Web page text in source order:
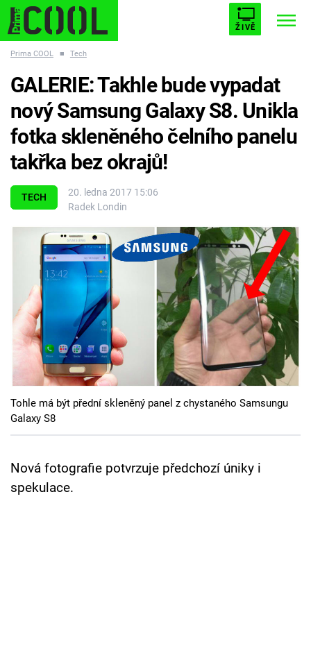
ŽIVĚ
ESCAPE PLNEJ KOTEL AVENGERS 5
Témata
Seriály
Hry
Cool Esport
Pořady
Sledujte prima+
Přihlášení
Prima COOL ■ Tech
TECH
20. ledna 2017 15:06
Radek Londin
GALERIE: Takhle bude vypadat
nový Samsung Galaxy S8. Unikla
fotka skleněného čelního panelu
takřka bez okrajů!
Tohle má být přední skleněný panel z chystaného Samsungu
Galaxy S8
Nová fotografie potvrzuje předchozí úniky i
spekulace.